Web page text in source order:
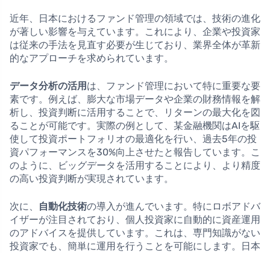
近年、日本におけるファンド管理の領域では、技術の進化
が著しい影響を与えています。これにより、企業や投資家
は従来の手法を見直す必要が生じており、業界全体が革新
的なアプローチを求められています。
データ分析の活用 は、ファンド管理において特に重要な要
素です。例えば、膨大な市場データや企業の財務情報を解
析し、投資判断に活用することで、リターンの最大化を図
ることが可能です。実際の例として、某金融機関はAIを駆
使して投資ポートフォリオの最適化を行い、過去5年の投
資パフォーマンスを30%向上させたと報告しています。こ
のように、ビッグデータを活用することにより、より精度
の高い投資判断が実現されています。
次に、 自動化技術の導入が進んでいます。特にロボアドバ
イザーが注目されており、個人投資家に自動的に資産運用
のアドバイスを提供しています。これは、専門知識がない
投資家でも、簡単に運用を行うことを可能にします。日本